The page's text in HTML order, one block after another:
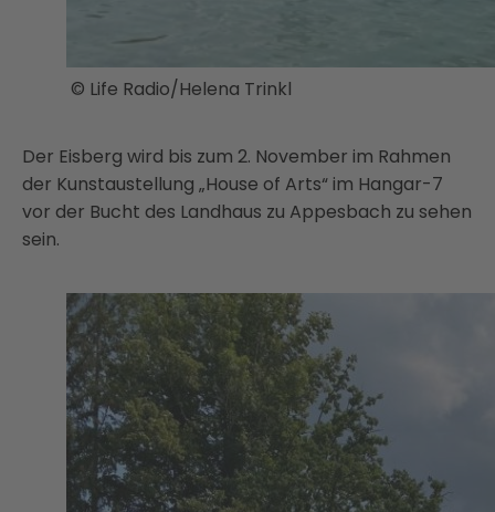
© Life Radio/Helena Trinkl
Der Eisberg wird bis zum 2. November im Rahmen
der Kunstaustellung „House of Arts“ im Hangar-7
vor der Bucht des Landhaus zu Appesbach zu sehen
sein.